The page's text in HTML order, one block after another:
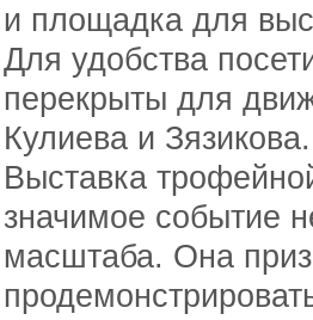
и площадка для
Для удобства
перекрыты для
Кулиева и Зязикова.
Выставка
значимое событие
масштаба. Она